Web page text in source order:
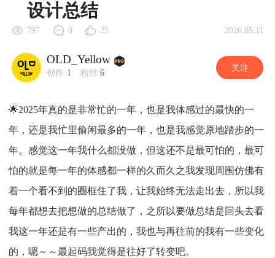
设计总结
797 0 25 2026.05.11
OLD_Yellow
创作 1 粉丝 6 关注
🌟2025年真的是非常忙的一年，也是我体感过的最快的一
年，还是我忙里偷闲最多的一年，也是我感觉原地踏步的一
年。感觉这一年我什么都没做，但这还不是最可怕的，最可
怕的就是每一年的体感都一样的久而久之我发现周围仿佛有
着一个看不到的圈框住了我，让我始终无法走出去，所以我
每年都想去把想做的总结做了，之所以要做总结是回头去看
我这一年还是有一些产出的，我也与再往前的我有一些变化
的，嗯～～最起码我觉得是往好了转变吧。